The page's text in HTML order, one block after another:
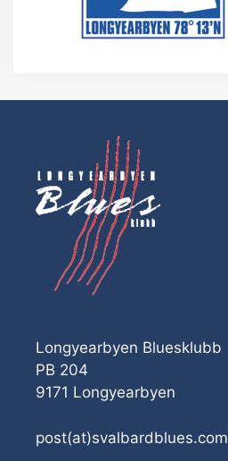
Longyearbyen Bluesklubb
PB 204
9171 Longyearbyen
post(at)svalbardblues.com